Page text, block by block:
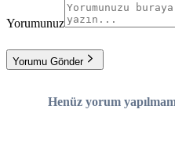
Yorumunuz
Yorumu Gönder
Henüz yorum